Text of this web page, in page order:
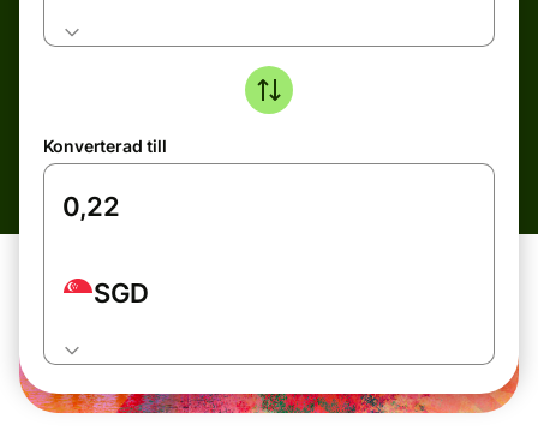
Konverterad till
SGD